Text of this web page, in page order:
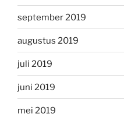
september 2019
augustus 2019
juli 2019
juni 2019
mei 2019